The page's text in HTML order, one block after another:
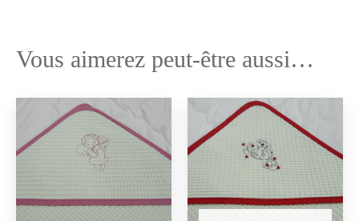
Vous aimerez peut-être aussi…